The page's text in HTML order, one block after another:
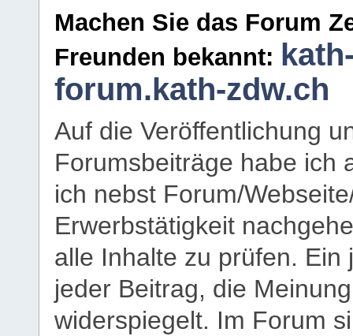
Machen Sie das Forum
Freunden bekannt:
forum.kath-zdw.ch
Auf die Veröffentlichung
Forumsbeiträge habe ich
ich nebst Forum/
Erwerbstätigkeit
alle Inhalte zu prüfen.
jeder Beitrag, die
widerspiegelt. Im Forum